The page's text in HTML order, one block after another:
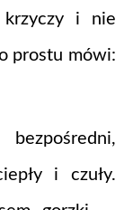
i nie
prostu mówi:
i czuły.